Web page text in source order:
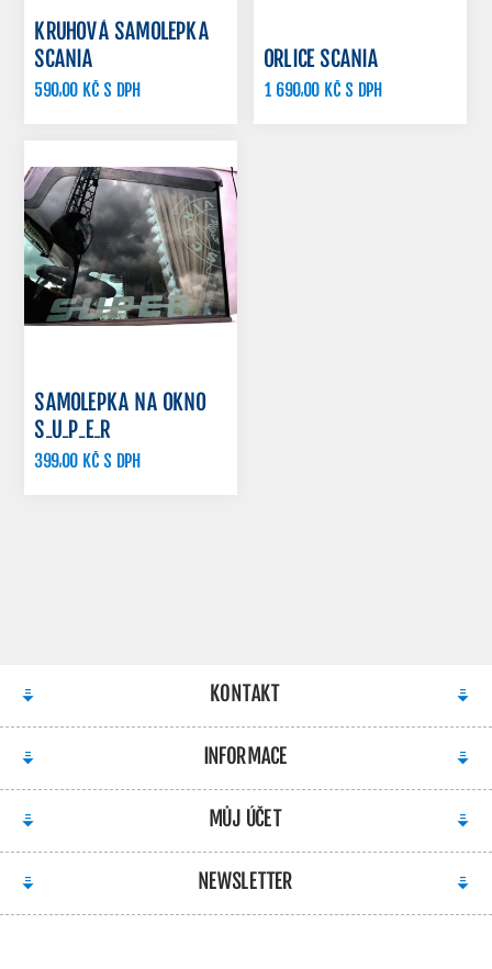
KRUHOVÁ SAMOLEPKA
SCANIA
590,00 KČ S DPH
ORLICE SCANIA
1 690,00 KČ S DPH
SAMOLEPKA NA OKNO
S-U-P-E-R
399,00 KČ S DPH
KONTAKT
INFORMACE
MŮJ ÚČET
NEWSLETTER